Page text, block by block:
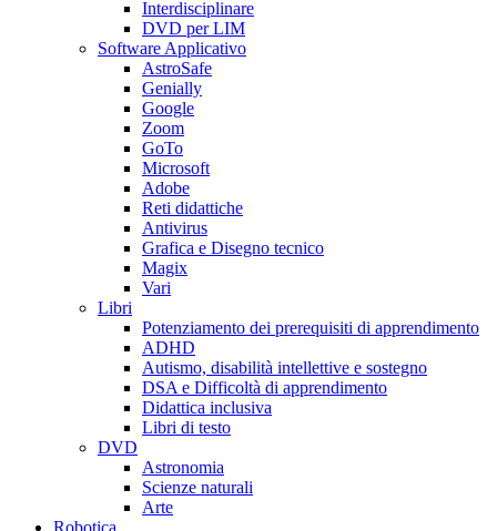
Interdisciplinare
DVD per LIM
Software Applicativo
AstroSafe
Genially
Google
Zoom
GoTo
Microsoft
Adobe
Reti didattiche
Antivirus
Grafica e Disegno tecnico
Magix
Vari
Libri
Potenziamento dei prerequisiti di apprendimento
ADHD
Autismo, disabilità intellettive e sostegno
DSA e Difficoltà di apprendimento
Didattica inclusiva
Libri di testo
DVD
Astronomia
Scienze naturali
Arte
Robotica